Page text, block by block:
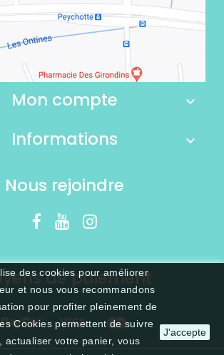
des cookies pour améliorer
et nous vous recommandons
pour profiter pleinement de
Cookies permettent de suivre
actualiser votre panier, vous
J'accepte
Mon compte
Informations
Nous rejoindre
de paiement